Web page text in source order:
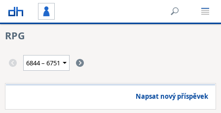
RPG
Napsat nový příspěvek